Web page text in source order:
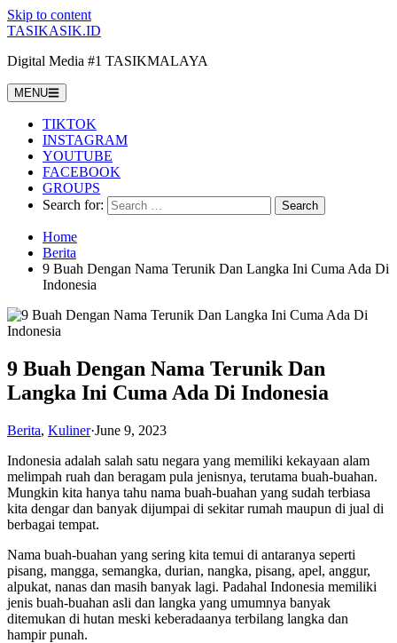
Skip to content
TASIKASIK.ID
Digital Media #1 TASIKMALAYA
MENU
TIKTOK
INSTAGRAM
YOUTUBE
FACEBOOK
GROUPS
Search for:
Home
Berita
9 Buah Dengan Nama Terunik Dan Langka Ini Cuma Ada Di
Indonesia
9 Buah Dengan Nama Terunik Dan
Langka Ini Cuma Ada Di Indonesia
Berita, Kuliner·June 9, 2023
Indonesia adalah salah satu negara yang memiliki kekayaan alam
melimpah ruah dan beragam pula jenisnya, terutama buah-buahan.
Mungkin kita hanya tahu nama buah-buahan yang sudah terbiasa
kita dengar dan banyak dijumpai di sekitar rumah maupun di jual di
berbagai tempat.
Nama buah-buahan yang sering kita temui di antaranya seperti
pisang, mangga, semangka, durian, nangka, pisang, apel, anggur,
alpukat, nanas dan masih banyak lagi. Padahal Indonesia memiliki
jenis buah-buahan asli dan langka yang umumnya banyak
ditemukan di hutan meski keberadaanya terbilang langka dan
hampir punah.